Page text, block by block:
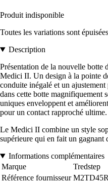
Produit indisponible
Toutes les variations sont épuisées
Description
Présentation de la nouvelle botte
Medici II. Un design à la pointe
conduite inégalé et un
dans cette botte magnifiquement
uniques enveloppent et
pour un contact rapproché ultime.
Le Medici II combine un style
supérieure qui en fait un gagnant
Informations complémentaires
Marque
Tredstep
Référence fournisseur